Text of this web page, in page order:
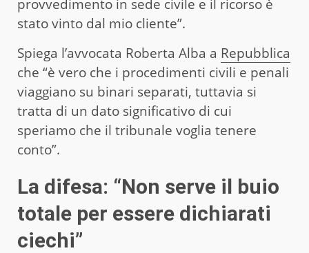
provvedimento in sede civile e il ricorso è
stato vinto dal mio cliente”.
Spiega l’avvocata Roberta Alba a Repubblica
che “è vero che i procedimenti civili e penali
viaggiano su binari separati, tuttavia si
tratta di un dato significativo di cui
speriamo che il tribunale voglia tenere
conto”.
La difesa: “Non serve il buio
totale per essere dichiarati
ciechi”